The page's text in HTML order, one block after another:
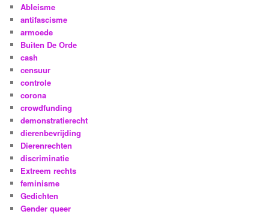
Ableisme
antifascisme
armoede
Buiten De Orde
cash
censuur
controle
corona
crowdfunding
demonstratierecht
dierenbevrijding
Dierenrechten
discriminatie
Extreem rechts
feminisme
Gedichten
Gender queer